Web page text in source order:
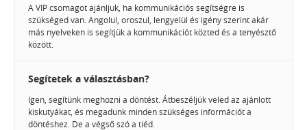
A VIP csomagot ajánljuk, ha kommunikációs segítségre is
szükséged van. Angolul, oroszul, lengyelül és igény szerint akár
más nyelveken is segítjük a kommunikációt közted és a tenyésztő
között.
Segítetek a választásban?
Igen, segítünk meghozni a döntést. Átbeszéljük veled az ajánlott
kiskutyákat, és megadunk minden szükséges információt a
döntéshez. De a végső szó a tiéd.